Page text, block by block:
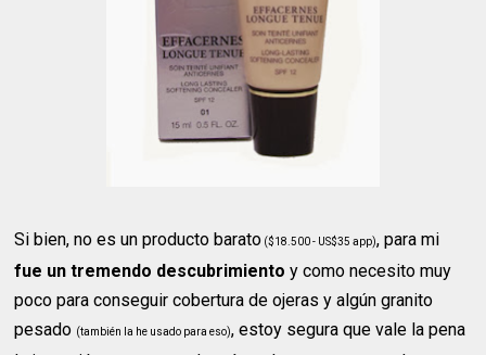
Si bien, no es un producto barato ($18.500 - US$35 app), para mi
fue un tremendo descubrimiento y como necesito muy
poco para conseguir cobertura de ojeras y algún granito
pesado (también la he usado para eso), estoy segura que vale la pena